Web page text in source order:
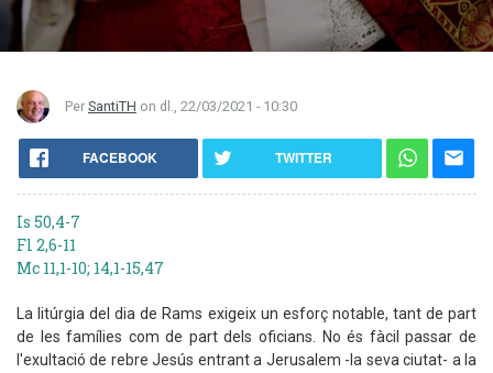
Per SantiTH on dl., 22/03/2021 - 10:30
FACEBOOK TWITTER
Is 50,4-7
Fl 2,6-11
Mc 11,1-10; 14,1-15,47
La litúrgia del dia de Rams exigeix un esforç notable, tant de part
de les famílies com de part dels oficians. No és fàcil passar de
l'exultació de rebre Jesús entrant a Jerusalem -la seva ciutat- a la